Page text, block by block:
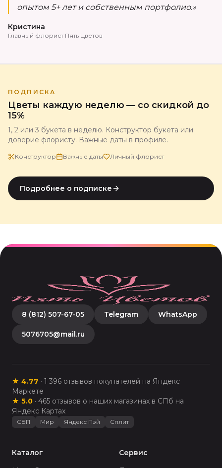
опытом 5+ лет и собственным портфолио.»
Кристина
Главный флорист Пять Цветов
ПОДПИСКА
Цветы каждую неделю — со скидкой до
15%
1, 2 или 3 букета в неделю. Конструктор букета или
доверие флористу. Важные даты в профиле.
Конструктор Важные даты Личный флорист
Подробнее о подписке
8 (812) 507-67-05 Telegram WhatsApp
5076705@mail.ru
★ 4.77 · 1 396 отзывов покупателей на Яндекс
Маркете
★ 5.0 · 465 отзывов о наших магазинах в СПб на
Яндекс Картах
СБП Мир Яндекс Пэй Сплит
Каталог
Сервис